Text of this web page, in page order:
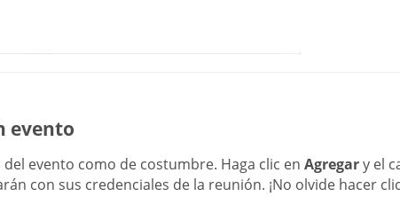
evento
evento como de costumbre. Haga clic en Agregary el
con sus credenciales de la reunión. ¡No olvide hacer